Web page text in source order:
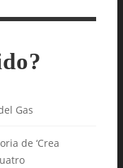
Gas
de ‘Crea